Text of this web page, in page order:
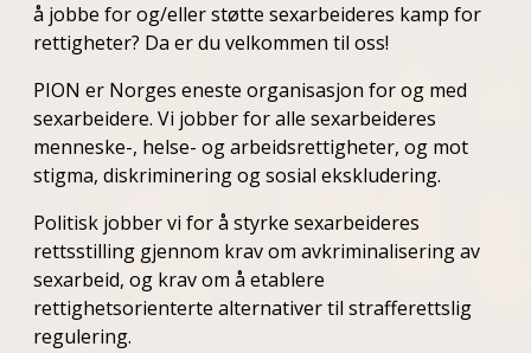
å jobbe for og/eller støtte sexarbeideres kamp for
rettigheter? Da er du velkommen til oss!
PION er Norges eneste organisasjon for og med
sexarbeidere. Vi jobber for alle sexarbeideres
menneske-, helse- og arbeidsrettigheter, og mot
stigma, diskriminering og sosial ekskludering.
Politisk jobber vi for å styrke sexarbeideres
rettsstilling gjennom krav om avkriminalisering av
sexarbeid, og krav om å etablere
rettighetsorienterte alternativer til strafferettslig
regulering.